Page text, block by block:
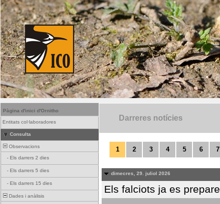
Pàgina d'inici d'Ornitho
Entitats col·laboradores
Consulta
Observacions
- Els darrers 2 dies
- Els darrers 5 dies
- Els darrers 15 dies
Dades i anàlisis
Darreres notícies
1 2 3 4 5 6 7
dimecres, 29. juliol 2026
Els falciots ja es